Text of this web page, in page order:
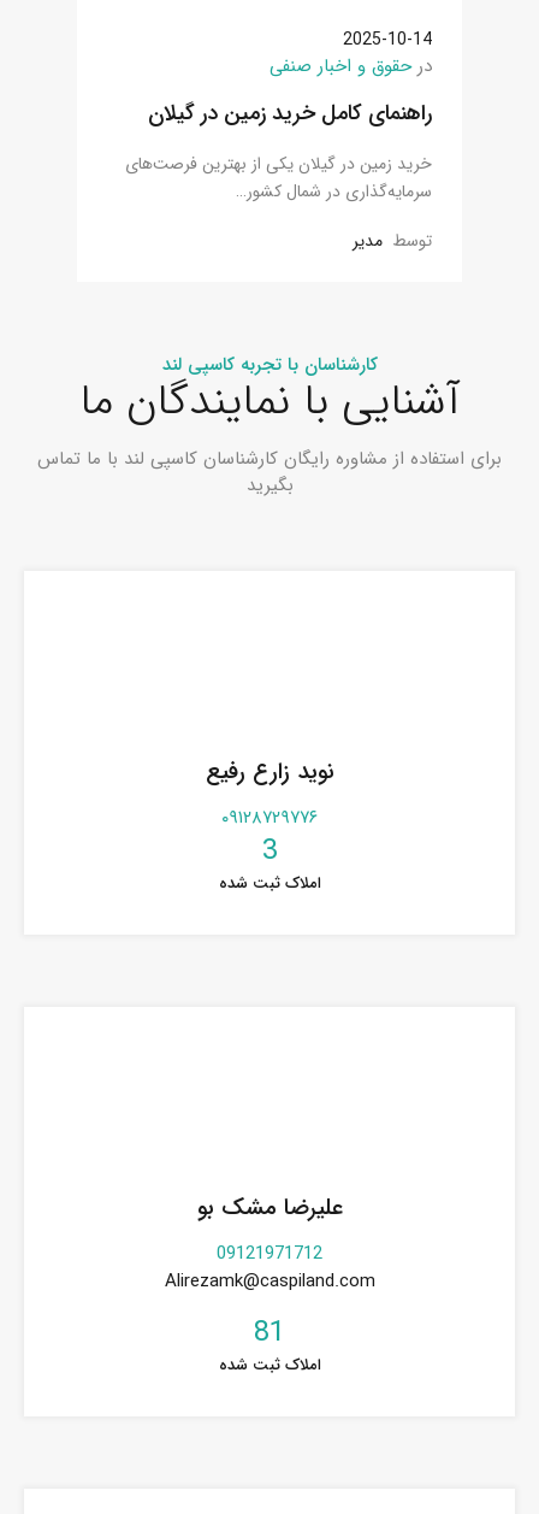
2025-10-14
درحقوق و اخبار صنفی
راهنمای کامل خرید زمین در گیلان
خرید زمین در گیلان یکی از بهترین فرصت‌های
سرمایه‌گذاری در شمال کشور…
توسط مدیر
کارشناسان با تجربه کاسپی لند
آشنایی با نمایندگان ما
برای استفاده از مشاوره رایگان کارشناسان کاسپی لند با ما تماس
بگیرید
نوید زارع رفیع
۰۹۱۲۸۷۲۹۷۷۶
3
املاک ثبت شده
علیرضا مشک بو
09121971712
Alirezamk@caspiland.com
81
املاک ثبت شده